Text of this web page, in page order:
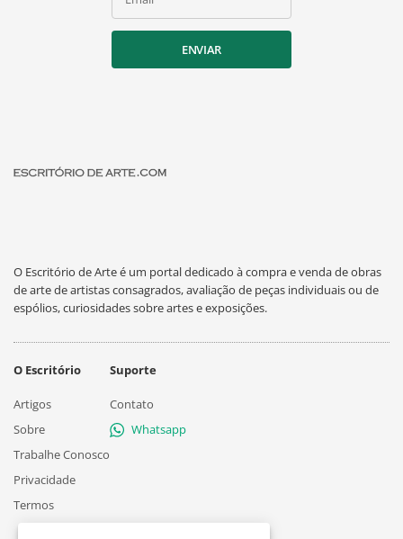
ENVIAR
O Escritório de Arte é um portal dedicado à compra e venda de obras
de arte de artistas consagrados, avaliação de peças individuais ou de
espólios, curiosidades sobre artes e exposições.
O Escritório
Artigos
Sobre
Trabalhe Conosco
Privacidade
Termos
Suporte
Contato
Whatsapp